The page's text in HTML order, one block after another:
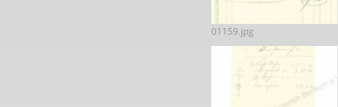
01159.jpg